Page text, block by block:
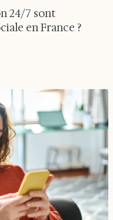
24/7 sont
en France ?